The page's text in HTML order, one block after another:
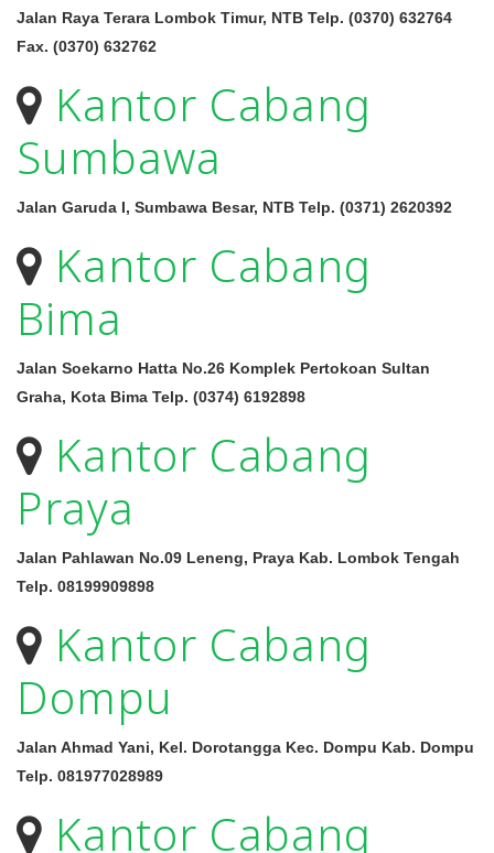
Jalan Raya Terara Lombok Timur, NTB Telp. (0370) 632764
Fax. (0370) 632762
Kantor Cabang
Sumbawa
Jalan Garuda I, Sumbawa Besar, NTB Telp. (0371) 2620392
Kantor Cabang
Bima
Jalan Soekarno Hatta No.26 Komplek Pertokoan Sultan
Graha, Kota Bima Telp. (0374) 6192898
Kantor Cabang
Praya
Jalan Pahlawan No.09 Leneng, Praya Kab. Lombok Tengah
Telp. 08199909898
Kantor Cabang
Dompu
Jalan Ahmad Yani, Kel. Dorotangga Kec. Dompu Kab. Dompu
Telp. 081977028989
Kantor Cabang